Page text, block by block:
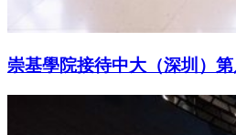
崇基學院接待中大（深圳）